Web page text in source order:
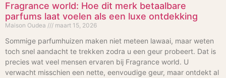
Fragrance world: Hoe dit merk betaalbare
parfums laat voelen als een luxe ontdekking
Maison Oudea maart 15, 2026
Sommige parfumhuizen maken niet meteen lawaai, maar weten
toch snel aandacht te trekken zodra u een geur probeert. Dat is
precies wat veel mensen ervaren bij Fragrance world. U
verwacht misschien een nette, eenvoudige geur, maar ontdekt al